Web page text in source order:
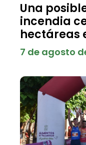
Una
incendia
hectáreas
7 de agosto